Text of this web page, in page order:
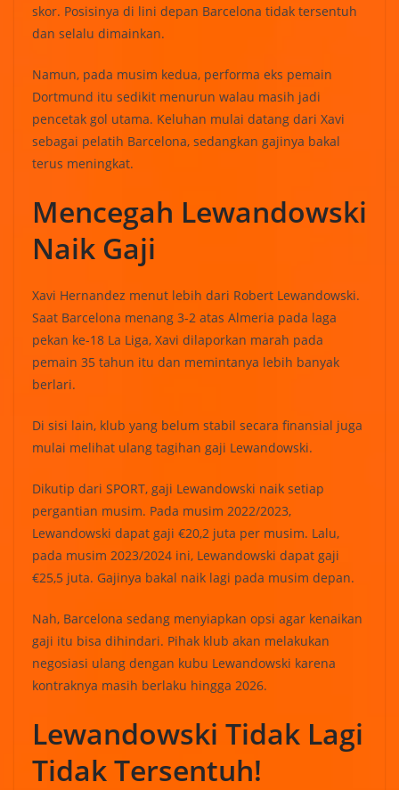
skor. Posisinya di lini depan Barcelona tidak tersentuh
dan selalu dimainkan.
Namun, pada musim kedua, performa eks pemain
Dortmund itu sedikit menurun walau masih jadi
pencetak gol utama. Keluhan mulai datang dari Xavi
sebagai pelatih Barcelona, sedangkan gajinya bakal
terus meningkat.
Mencegah Lewandowski
Naik Gaji
Xavi Hernandez menut lebih dari Robert Lewandowski.
Saat Barcelona menang 3-2 atas Almeria pada laga
pekan ke-18 La Liga, Xavi dilaporkan marah pada
pemain 35 tahun itu dan memintanya lebih banyak
berlari.
Di sisi lain, klub yang belum stabil secara finansial juga
mulai melihat ulang tagihan gaji Lewandowski.
Dikutip dari SPORT, gaji Lewandowski naik setiap
pergantian musim. Pada musim 2022/2023,
Lewandowski dapat gaji €20,2 juta per musim. Lalu,
pada musim 2023/2024 ini, Lewandowski dapat gaji
€25,5 juta. Gajinya bakal naik lagi pada musim depan.
Nah, Barcelona sedang menyiapkan opsi agar kenaikan
gaji itu bisa dihindari. Pihak klub akan melakukan
negosiasi ulang dengan kubu Lewandowski karena
kontraknya masih berlaku hingga 2026.
Lewandowski Tidak Lagi
Tidak Tersentuh!